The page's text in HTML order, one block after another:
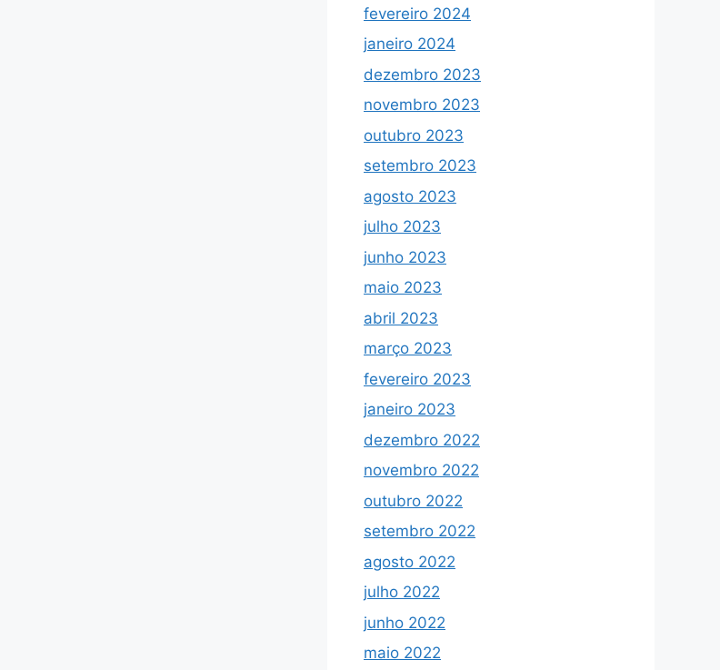
fevereiro 2024
janeiro 2024
dezembro 2023
novembro 2023
outubro 2023
setembro 2023
agosto 2023
julho 2023
junho 2023
maio 2023
abril 2023
março 2023
fevereiro 2023
janeiro 2023
dezembro 2022
novembro 2022
outubro 2022
setembro 2022
agosto 2022
julho 2022
junho 2022
maio 2022